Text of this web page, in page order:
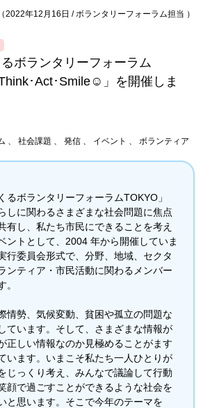
（2022年12月16日 / ボランタリーフォーラム担当 ）
ボランタリーフォーラム
･Act･Smile☺」を開催しま
、 社会課題 、 発信 、 イベント 、 ボランティア
るボランタリーフォーラムTOKYO」
しに関わるさまざまな社会問題に焦点
有し、私たち市民にできることを考え
ントとして、2004 年から開催していま
行委員会形式で、分野、地域、セクタ
ンティア・市民活動に関わるメンバー
。
情勢、気候変動、貧困や孤立の問題な
ています。そして、さまざまな情報が
正しい情報なのか見極めることがます
います。いまこそ私たち一人ひとりが
じっくり考え、みんなで議論して行動
顔で過ごすことができるような社会を
と思います。そこで今年のテーマを